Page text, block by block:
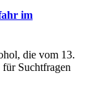
im
die vom 13.
Suchtfragen